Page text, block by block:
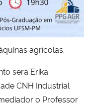
agrícolas.
será Erika
CNH Industrial
o Professor